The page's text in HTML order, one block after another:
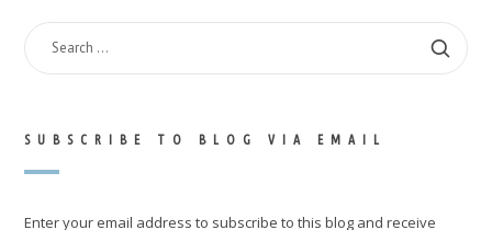
SEARCH
FOR:
SUBSCRIBE TO BLOG VIA EMAIL
Enter your email address to subscribe to this blog and receive